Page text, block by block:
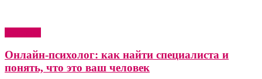
Онлайн-психолог: как найти специалиста и
понять, что это ваш человек